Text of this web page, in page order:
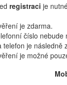
registraci je
je zdarma.
číslo nebude
telefon je následně
je možné